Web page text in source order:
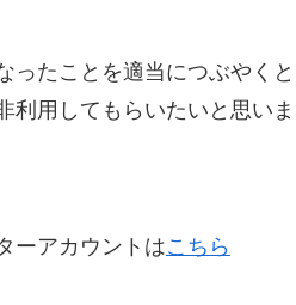
ったことを適当につぶやく
利用してもらいたいと思いま
ーアカウントはこちら